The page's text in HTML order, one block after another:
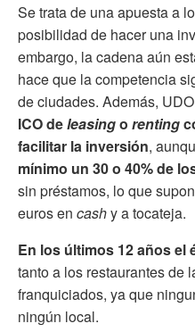
Se trata de una apuesta a
posibilidad de hacer una
embargo, la cadena aún
hace que la competencia
de ciudades. Además,
ICO deleasingo renting
facilitar la inversión,
mínimo un 30 o 40% de
sin préstamos, lo que
euros en cashy atocateja.
En los últimos 12 años el
tanto a los restaurantes de
franquiciados, ya que
ningún local.